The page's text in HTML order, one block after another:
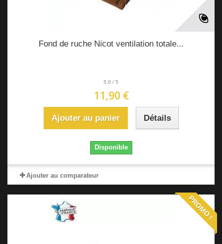
Fond de ruche Nicot ventilation totale...
5.0 / 5
11,90 €
Ajouter au panier Détails
Disponible
Ajouter au comparateur
PROMO !